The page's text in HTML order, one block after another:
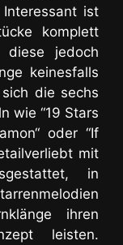
ist
komplett
diese jedoch
keinesfalls
die sechs
wie “19 Stars
oder “If
mit
in
ihren
leisten.